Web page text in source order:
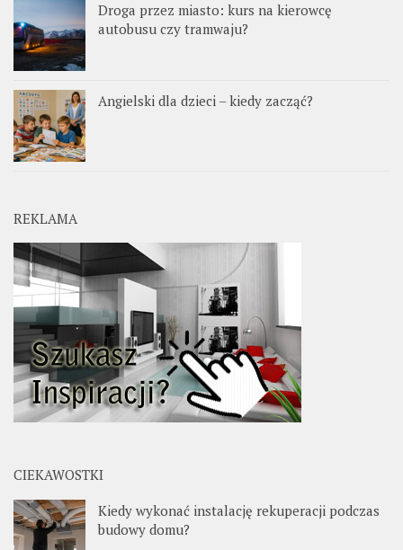
Droga przez miasto: kurs na kierowcę
autobusu czy tramwaju?
Angielski dla dzieci – kiedy zacząć?
REKLAMA
CIEKAWOSTKI
Kiedy wykonać instalację rekuperacji podczas
budowy domu?